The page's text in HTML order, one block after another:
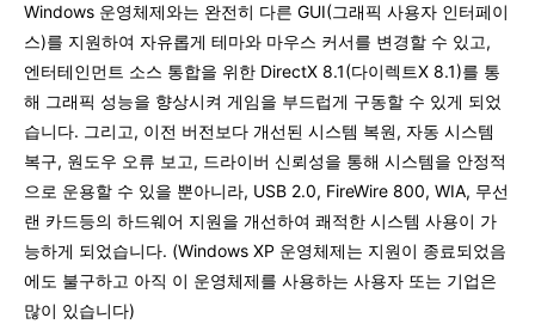
Windows 운영체제와는 완전히 다른 GUI(그래픽 사용자 인터페이
스)를 지원하여 자유롭게 테마와 마우스 커서를 변경할 수 있고,
엔터테인먼트 소스 통합을 위한 DirectX 8.1(다이렉트X 8.1)를 통
해 그래픽 성능을 향상시켜 게임을 부드럽게 구동할 수 있게 되었
습니다. 그리고, 이전 버전보다 개선된 시스템 복원, 자동 시스템
복구, 원도우 오류 보고, 드라이버 신뢰성을 통해 시스템을 안정적
으로 운용할 수 있을 뿐아니라, USB 2.0, FireWire 800, WIA, 무선
랜 카드등의 하드웨어 지원을 개선하여 쾌적한 시스템 사용이 가
능하게 되었습니다. (Windows XP 운영체제는 지원이 종료되었음
에도 불구하고 아직 이 운영체제를 사용하는 사용자 또는 기업은
많이 있습니다)